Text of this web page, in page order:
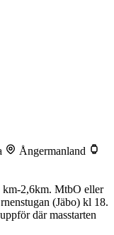
Ångermanland
km-2,6km. MtbO eller
(Jäbo) kl 18.
där masstarten